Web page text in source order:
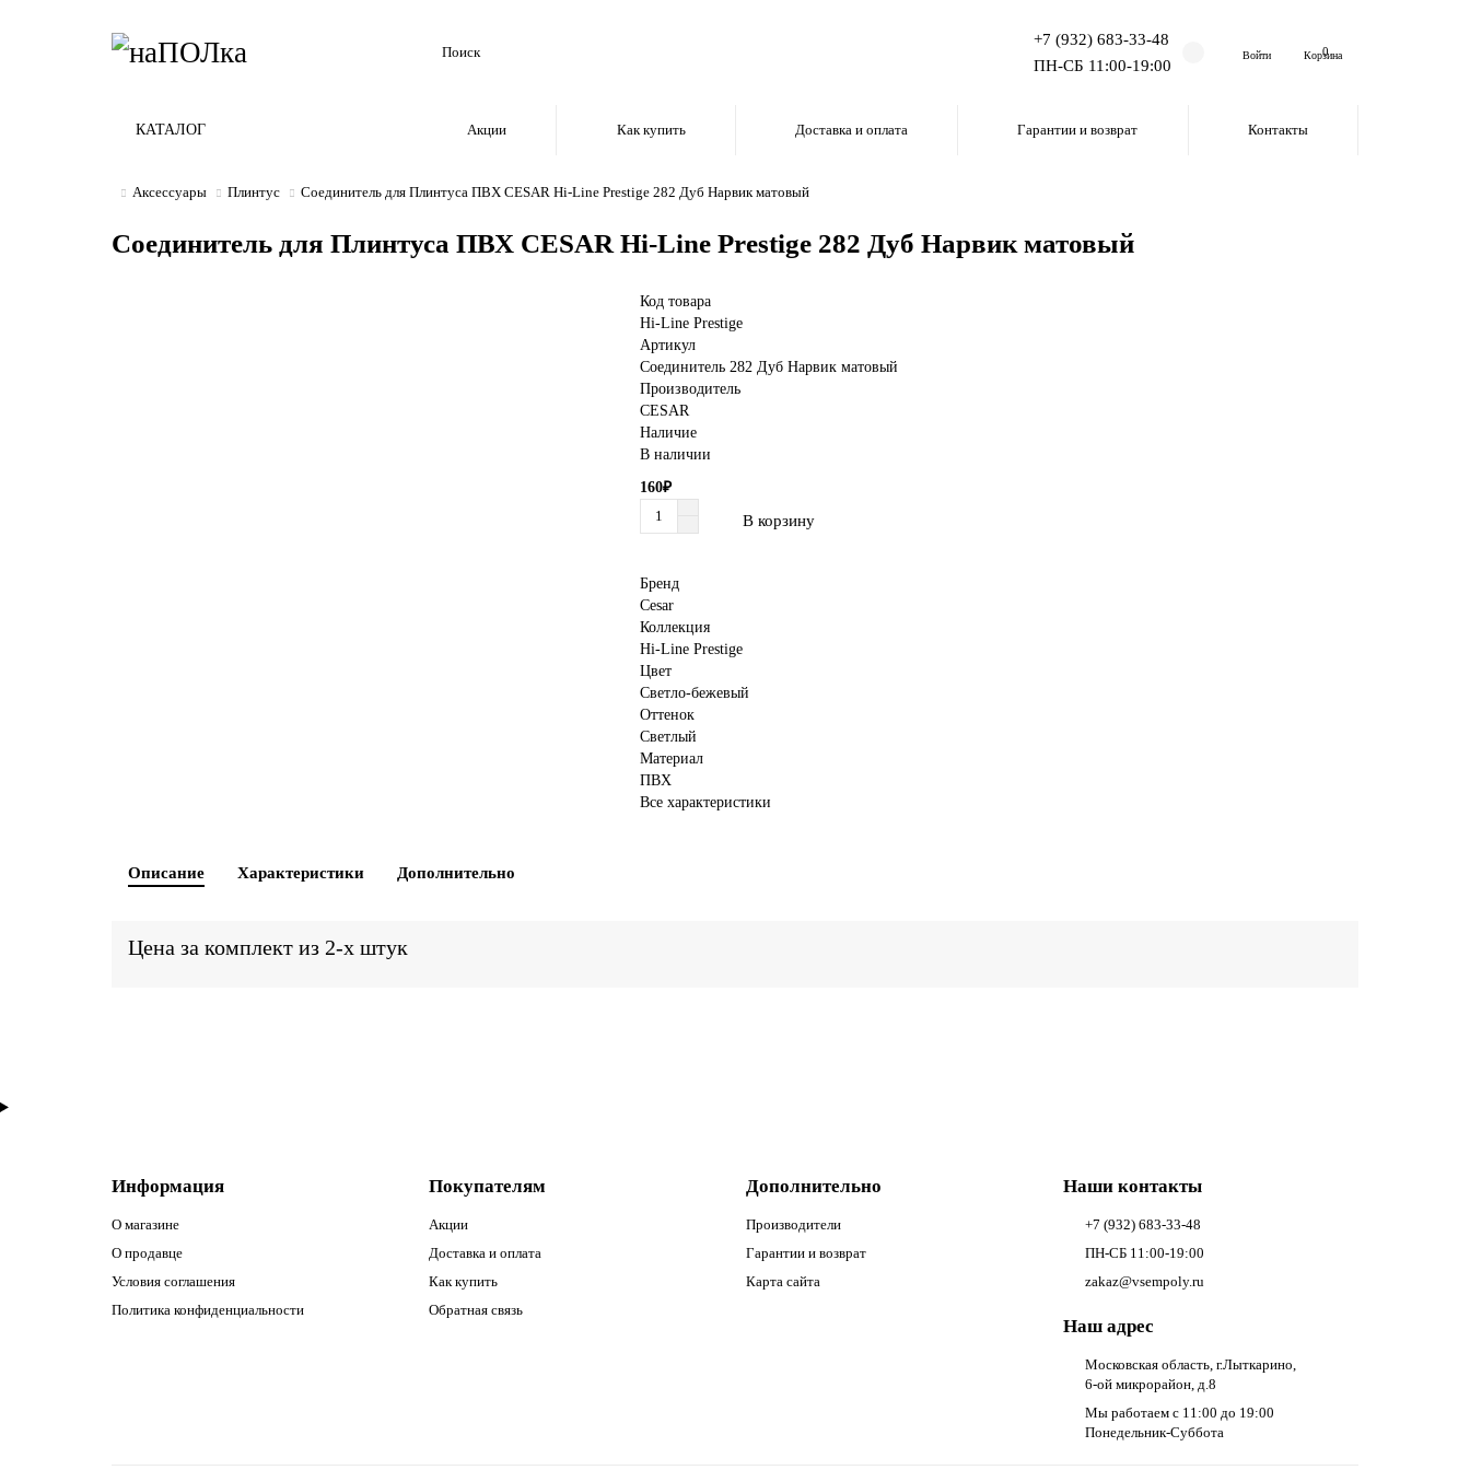
+7 (932) 683-33-48
ПН-СБ 11:00-19:00
Войти 0
Корзина
КАТАЛОГ Акции Как купить Доставка и оплата Гарантии и возврат Контакты
Аксессуары Плинтус Соединитель для Плинтуса ПВХ CESAR Hi-Line Prestige 282 Дуб Нарвик матовый
Соединитель для Плинтуса ПВХ CESAR Hi-Line Prestige 282 Дуб Нарвик матовый
Код товара
Hi-Line Prestige
Артикул
Соединитель 282 Дуб Нарвик матовый
Производитель
CESAR
Наличие
В наличии
160₽
В корзину
Бренд
Cesar
Коллекция
Hi-Line Prestige
Цвет
Светло-бежевый
Оттенок
Светлый
Материал
ПВХ
Все характеристики
Описание Характеристики Дополнительно
Цена за комплект из 2-х штук
Информация
О магазине
О продавце
Условия соглашения
Политика конфиденциальности
Покупателям
Акции
Доставка и оплата
Как купить
Обратная связь
Дополнительно
Производители
Гарантии и возврат
Карта сайта
Наши контакты
+7 (932) 683-33-48
ПН-СБ 11:00-19:00
zakaz@vsempoly.ru
Наш адрес
Московская область, г.Лыткарино,
6-ой микрорайон, д.8
Мы работаем с 11:00 до 19:00
Понедельник-Суббота